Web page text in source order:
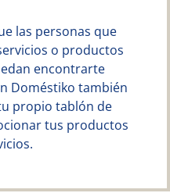
las personas que
o productos
encontrarte
Doméstiko también
propio tablón de
tus productos